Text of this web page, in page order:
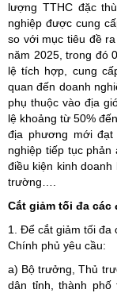
lượng TTHC đặc
nghiệp được cung
so với mục tiêu đề
năm 2025, trong đó
lệ tích hợp, cung
quan đến doanh
phụ thuộc vào địa
lệ khoảng từ 50%
địa phương mới
nghiệp tiếp tục
điều kiện kinh
trường….
Cắt giảm tối đa các
1. Để cắt giảm tối đa
Chính phủ yêu cầu:
a) Bộ trưởng, Thủ
dân tỉnh, thành